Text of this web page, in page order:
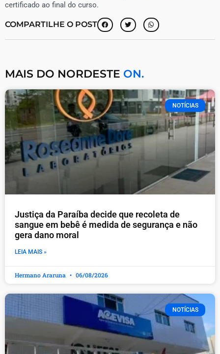
certificado ao final do curso.
COMPARTILHE O POST
MAIS DO NORDESTE ON.
NOTÍCIAS
Justiça da Paraíba decide que recoleta de
sangue em bebê é medida de segurança e não
gera dano moral
LEIA MAIS »
Hermano Araruna 06/08/2026
NOTÍCIAS